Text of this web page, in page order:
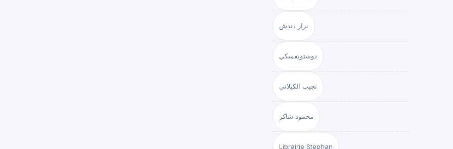
نزار دندش
دوستويفسكي
نجيب الكيلاني
محمود شاكر
Librairie Stephan